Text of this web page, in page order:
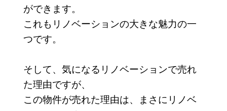
ができます。
これもリノベーションの大きな魅力の一
つです。
そして、気になるリノベーションで売れ
た理由ですが、
この物件が売れた理由は、まさにリノベ